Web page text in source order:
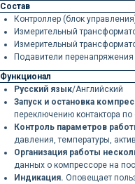
Состав
Контроллер (блок
Измерительный
Измерительный
Подавители перенапряжения
Функционал
Русский язык/Английский
Запуск и остановка
переключению контактора по
Контроль параметров
давления, температуры,
Организация работы
данных о компрессоре на
Индикация. Оповещает